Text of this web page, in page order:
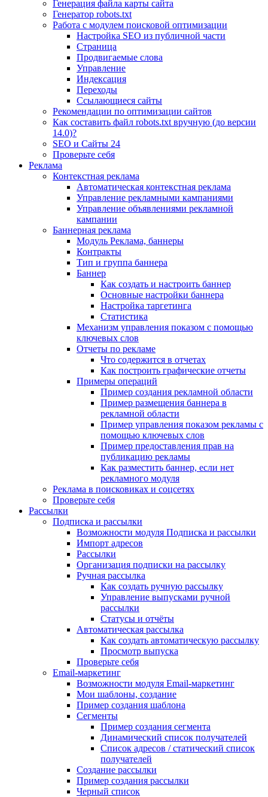
Генерация файла карты сайта
Генератор robots.txt
Работа с модулем поисковой оптимизации
Настройка SEO из публичной части
Страница
Продвигаемые слова
Управление
Индексация
Переходы
Ссылающиеся сайты
Рекомендации по оптимизации сайтов
Как составить файл robots.txt вручную (до версии
14.0)?
SEO и Сайты 24
Проверьте себя
Реклама
Контекстная реклама
Автоматическая контекстная реклама
Управление рекламными кампаниями
Управление объявлениями рекламной
кампании
Баннерная реклама
Модуль Реклама, баннеры
Контракты
Тип и группа баннера
Баннер
Как создать и настроить баннер
Основные настройки баннера
Настройка таргетинга
Статистика
Механизм управления показом с помощью
ключевых слов
Отчеты по рекламе
Что содержится в отчетах
Как построить графические отчеты
Примеры операций
Пример создания рекламной области
Пример размещения баннера в
рекламной области
Пример управления показом рекламы с
помощью ключевых слов
Пример предоставления прав на
публикацию рекламы
Как разместить баннер, если нет
рекламного модуля
Реклама в поисковиках и соцсетях
Проверьте себя
Рассылки
Подписка и рассылки
Возможности модуля Подписка и рассылки
Импорт адресов
Рассылки
Организация подписки на рассылку
Ручная рассылка
Как создать ручную рассылку
Управление выпусками ручной
рассылки
Статусы и отчёты
Автоматическая рассылка
Как создать автоматическую рассылку
Просмотр выпуска
Проверьте себя
Email-маркетинг
Возможности модуля Email-маркетинг
Мои шаблоны, создание
Пример создания шаблона
Сегменты
Пример создания сегмента
Динамический список получателей
Список адресов / статический список
получателей
Создание рассылки
Пример создания рассылки
Черный список